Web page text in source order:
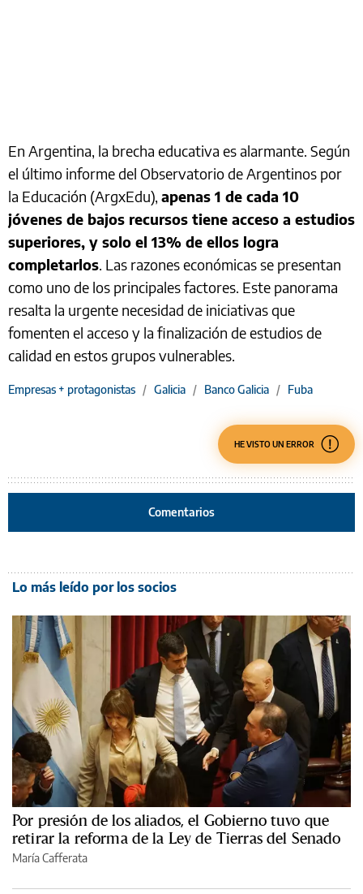
En Argentina, la brecha educativa es alarmante. Según
el último informe del Observatorio de Argentinos por
la Educación (ArgxEdu), apenas 1 de cada 10
jóvenes de bajos recursos tiene acceso a estudios
superiores, y solo el 13% de ellos logra
completarlos. Las razones económicas se presentan
como uno de los principales factores. Este panorama
resalta la urgente necesidad de iniciativas que
fomenten el acceso y la finalización de estudios de
calidad en estos grupos vulnerables.
Empresas + protagonistas / Galicia / Banco Galicia / Fuba
HE VISTO UN ERROR
Comentarios
Lo más leído por los socios
Por presión de los aliados, el Gobierno tuvo que
retirar la reforma de la Ley de Tierras del Senado
María Cafferata